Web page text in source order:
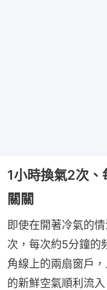
1小時換氣2次、
關關
即使在開著冷氣的
次，每次約5分鐘的
角線上的兩扇窗戶
的新鮮空氣順利流